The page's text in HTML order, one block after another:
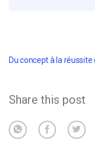
Du concept à la
Share this post